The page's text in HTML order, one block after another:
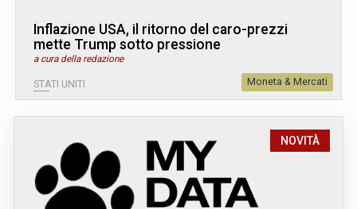
Inflazione USA, il ritorno del caro-prezzi
mette Trump sotto pressione
a cura della redazione
STATI UNITI Moneta & Mercati
NOVITÀ